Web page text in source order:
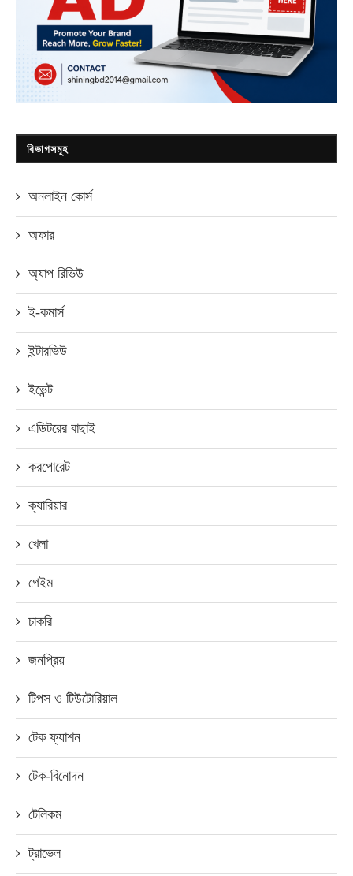
বিভাগসমূহ
অনলাইন কোর্স
অফার
অ্যাপ রিভিউ
ই-কমার্স
ইন্টারভিউ
ইভেন্ট
এডিটরের বাছাই
করপোরেট
ক্যারিয়ার
খেলা
গেইম
চাকরি
জনপ্রিয়
টিপস ও টিউটোরিয়াল
টেক ফ্যাশন
টেক-বিনোদন
টেলিকম
ট্রাভেল